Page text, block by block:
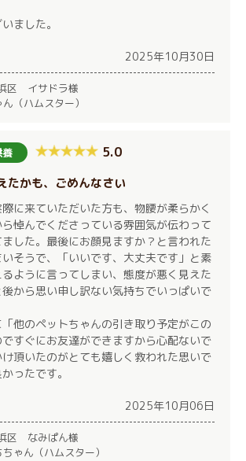
ました。
2025年10月30日
区 イサドラ様
（ハムスター）
5.0
たかも、ごめんなさい
に来ていただいた方も、物腰が柔らかく
悼んでくださっている雰囲気が伝わって
した。最後にお顔見ますか？と言われた
そうで、「いいです、大丈夫です」と素
ように言ってしまい、態度が悪く見えた
から思い申し訳ない気持ちでいっぱいで
他のペットちゃんの引き取り予定がこの
すぐにお友達ができますから心配ないで
頂いたのがとても嬉しく救われた思いで
ったです。
2025年10月06日
区 なみぱん様
ゃん（ハムスター）